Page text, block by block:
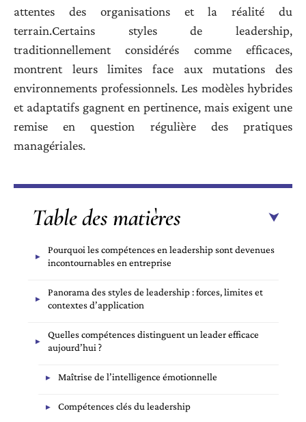
attentes des organisations et la réalité du
terrain.Certains styles de leadership,
traditionnellement considérés comme efficaces,
montrent leurs limites face aux mutations des
environnements professionnels. Les modèles hybrides
et adaptatifs gagnent en pertinence, mais exigent une
remise en question régulière des pratiques
managériales.
Table des matières
Pourquoi les compétences en leadership sont devenues
incontournables en entreprise
Panorama des styles de leadership : forces, limites et
contextes d’application
Quelles compétences distinguent un leader efficace
aujourd’hui ?
Maîtrise de l’intelligence émotionnelle
Compétences clés du leadership